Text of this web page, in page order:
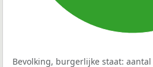
Bevolking, burgerlijke staat: